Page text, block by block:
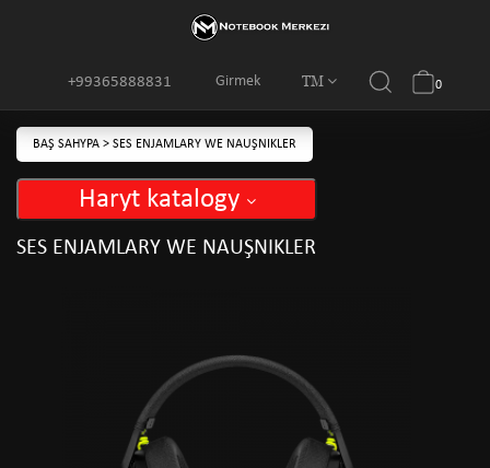
Girmek TM
+99365888831 0
BAŞ SAHYPA > SES ENJAMLARY WE NAUŞNIKLER
Haryt katalogy
SES ENJAMLARY WE NAUŞNIKLER